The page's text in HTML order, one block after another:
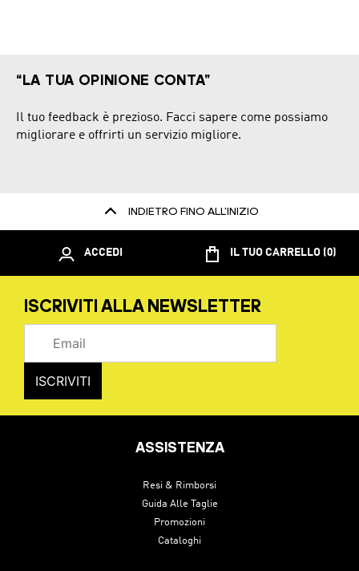
“LA TUA OPINIONE CONTA”
Il tuo feedback è prezioso. Facci sapere come possiamo
migliorare e offrirti un servizio migliore.
INDIETRO FINO ALL'INIZIO
ACCEDI IL TUO CARRELLO (0)
ISCRIVITI ALLA NEWSLETTER
ASSISTENZA
Resi & Rimborsi
Guida Alle Taglie
Promozioni
Cataloghi